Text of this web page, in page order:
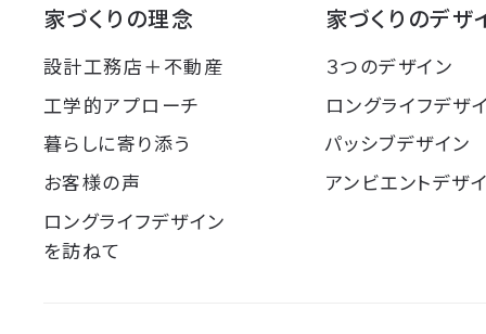
家づくりの理念
設計工務店＋不動産
工学的アプローチ
暮らしに寄り添う
お客様の声
ロングライフデザイン
を訪ねて
家づくりのデザ
３つのデザイン
ロングライフデザ
パッシブデザイン
アンビエントデザ